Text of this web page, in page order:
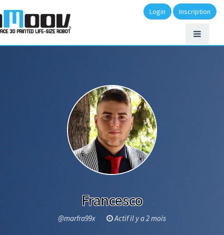
Login Inscription
Francesco
@marfra99x Actif il y a 2 mois